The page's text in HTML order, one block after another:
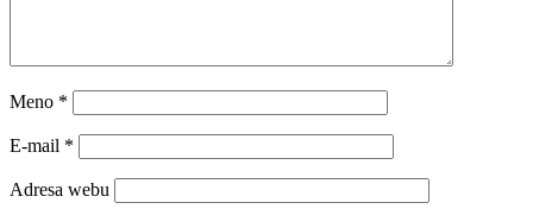
Meno *
E-mail *
Adresa webu